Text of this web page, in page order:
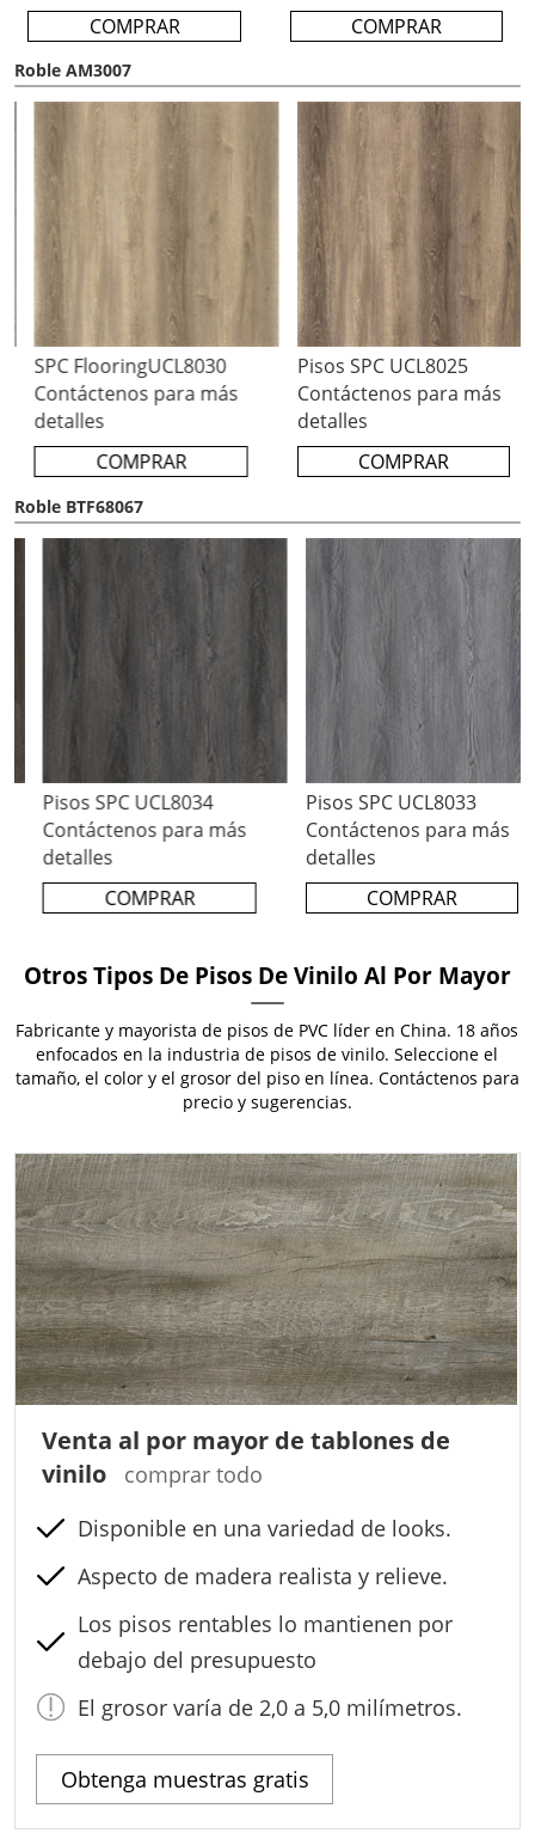
COMPRAR
COMPRAR
Roble AM3007
SPC FlooringUCL8030
Contáctenos para más
detalles
COMPRAR
Pisos SPC UCL8025
Contáctenos para más
detalles
COMPRAR
Roble BTF68067
Pisos SPC UCL8034
Contáctenos para más
detalles
COMPRAR
Pisos SPC UCL8033
Contáctenos para más
detalles
COMPRAR
Otros Tipos De Pisos De Vinilo Al Por Mayor
Fabricante y mayorista de pisos de PVC líder en China. 18 años
enfocados en la industria de pisos de vinilo. Seleccione el
tamaño, el color y el grosor del piso en línea. Contáctenos para
precio y sugerencias.
Venta al por mayor de tablones de
vinilo
comprar todo
Disponible en una variedad de looks.
Aspecto de madera realista y relieve.
Los pisos rentables lo mantienen por
debajo del presupuesto
El grosor varía de 2,0 a 5,0 milímetros.
Obtenga muestras gratis